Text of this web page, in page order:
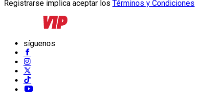
Registrarse implica aceptar los Términos y Condiciones
síguenos